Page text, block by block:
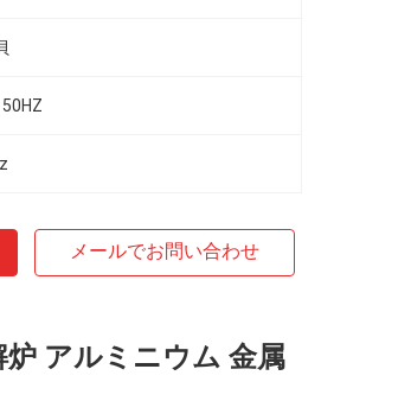
メールでお問い合わせ
アルミニウム 金属